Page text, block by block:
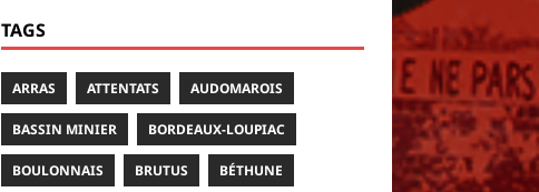
TAGS
ARRAS ATTENTATS AUDOMAROIS
BASSIN MINIER BORDEAUX-LOUPIAC
BOULONNAIS BRUTUS BÉTHUNE